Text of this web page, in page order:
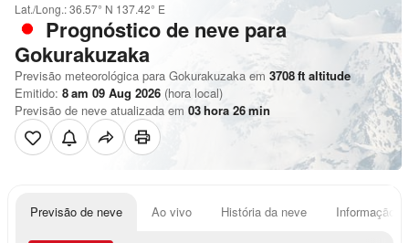
Lat./Long.:36.57° N 137.42° E
Prognóstico de neve para
Gokurakuzaka
Previsão meteorológica para Gokurakuzaka em 3708ft altitude
Emitido: 8 am 09 Aug 2026 (hora local)
Previsão de neve atualizada em 03hora 26min
Previsão de neve Ao vivo História da neve Informação